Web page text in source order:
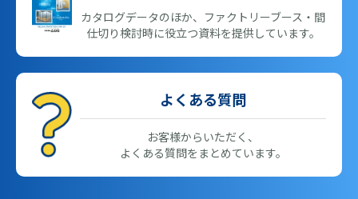
カタログデータのほか、ファクトリーブース・間
仕切り検討時に役立つ資料を提供しています。
よくある質問
お客様からいただく、
よくある質問をまとめています。